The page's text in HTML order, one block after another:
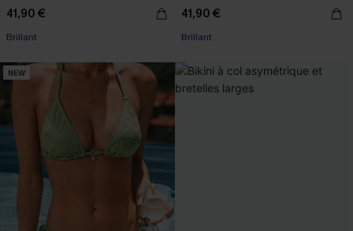
41,90 €
Brillant
41,90 €
Brillant
NEW